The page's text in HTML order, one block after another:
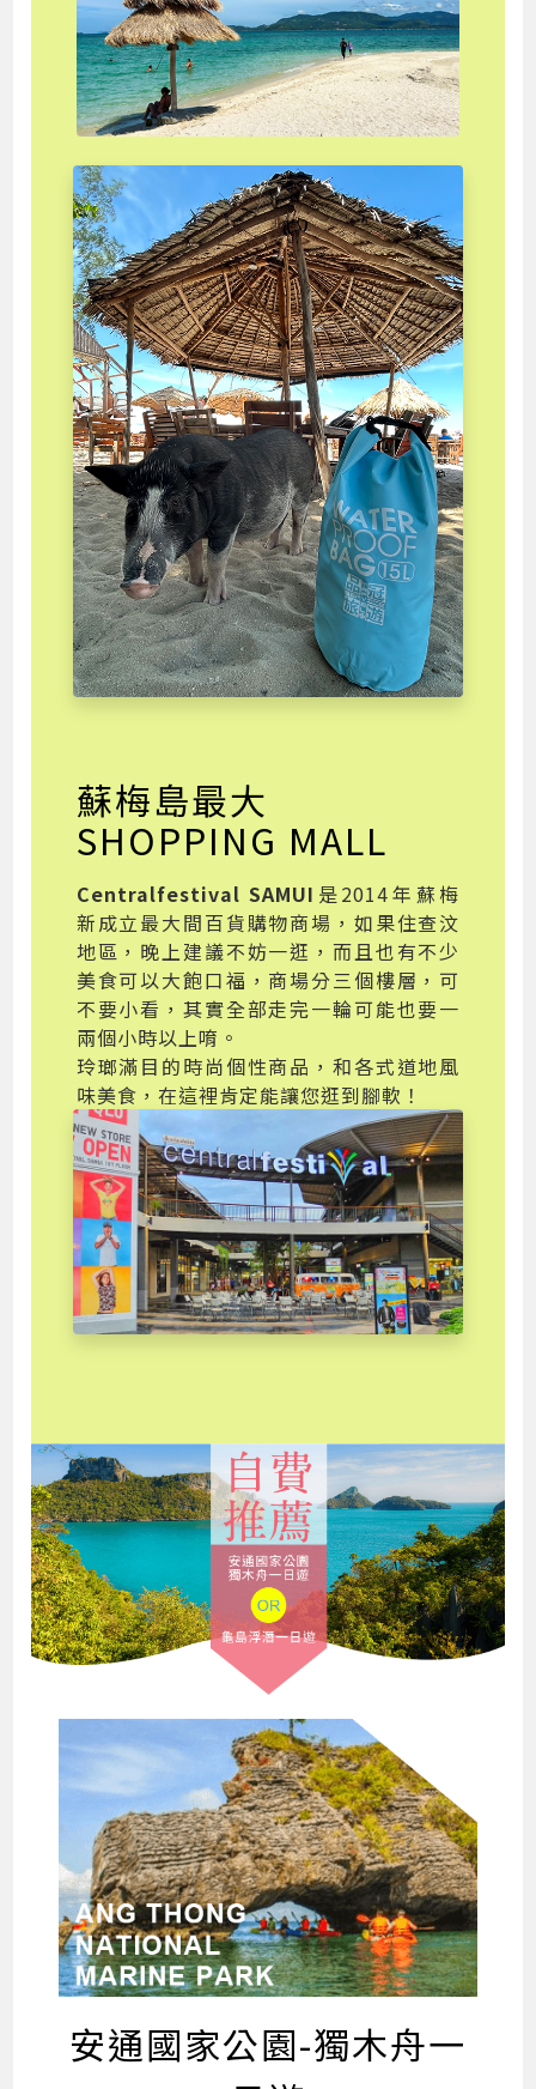
蘇梅島最大
SHOPPING MALL
Centralfestival SAMUI 是2014年蘇梅
新成立最大間百貨購物商場，如果住查汶
地區，晚上建議不妨一逛，而且也有不少
美食可以大飽口福，商場分三個樓層，可
不要小看，其實全部走完一輪可能也要一
兩個小時以上唷。
玲瑯滿目的時尚個性商品，和各式道地風
味美食，在這裡肯定能讓您逛到腳軟！
安通國家公園-獨木舟一